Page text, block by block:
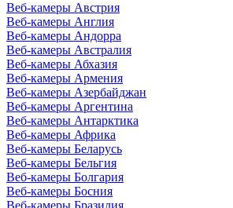
Веб-камеры Австрия
Веб-камеры Англия
Веб-камеры Андорра
Веб-камеры Австралия
Веб-камеры Абхазия
Веб-камеры Армения
Веб-камеры Азербайджан
Веб-камеры Аргентина
Веб-камеры Антарктика
Веб-камеры Африка
Веб-камеры Беларусь
Веб-камеры Бельгия
Веб-камеры Болгария
Веб-камеры Босния